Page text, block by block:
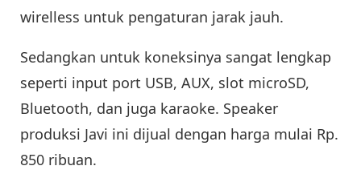
wirelless untuk pengaturan jarak jauh.
Sedangkan untuk koneksinya sangat lengkap
seperti input port USB, AUX, slot microSD,
Bluetooth, dan juga karaoke. Speaker
produksi Javi ini dijual dengan harga mulai Rp.
850 ribuan.